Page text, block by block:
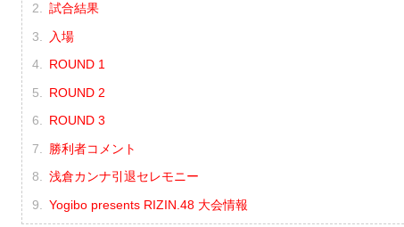
試合結果
入場
ROUND 1
ROUND 2
ROUND 3
勝利者コメント
浅倉カンナ引退セレモニー
Yogibo presents RIZIN.48 大会情報